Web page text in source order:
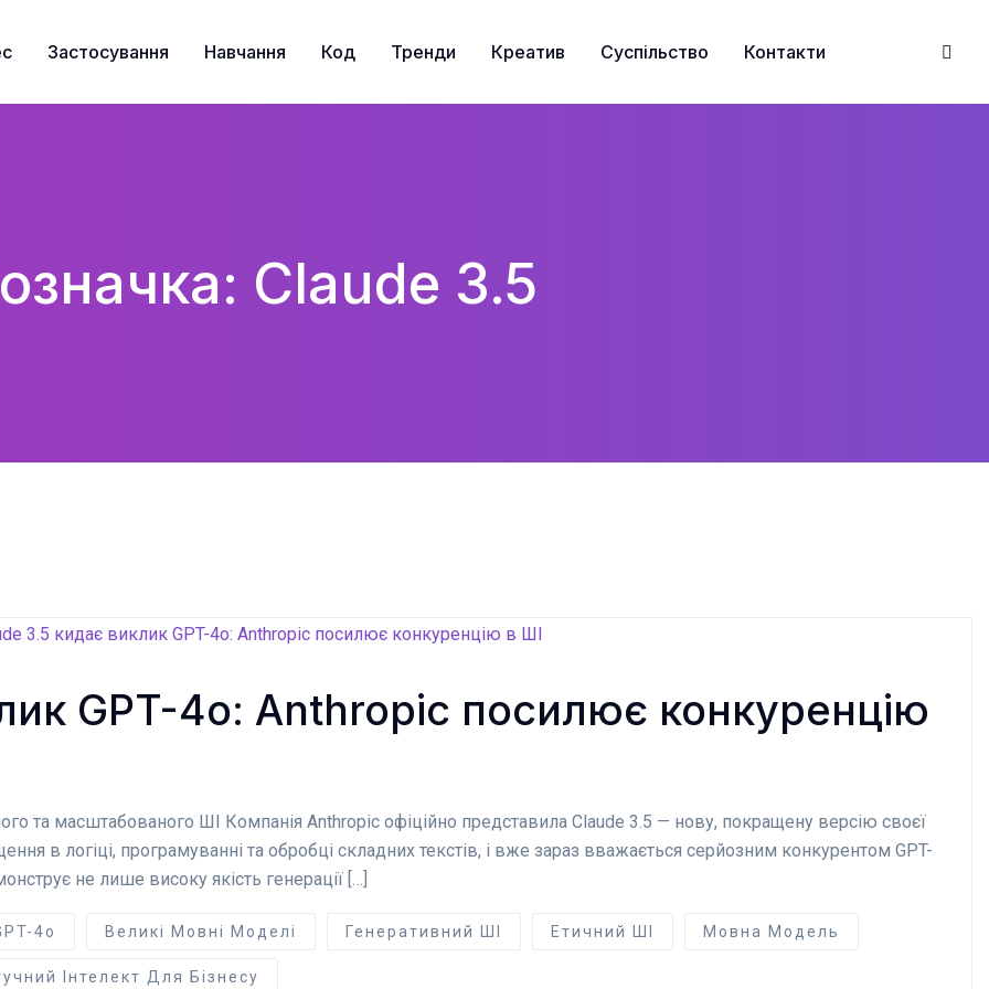
Застосування Навчання Код Тренди Креатив Суспільство Контакти
Claude 3.5
GPT-4o: Anthropic посилює конкуренцію
та масштабованого ШІ Компанія Anthropic офіційно представила Claude 3.5 — нову, покращену версію своєї
в логіці, програмуванні та обробці складних текстів, і вже зараз вважається серйозним конкурентом GPT-
не лише високу якість генерації […]
4o Великі Мовні Моделі Генеративний ШІ Етичний ШІ Мовна Модель
Інтелект Для Бізнесу